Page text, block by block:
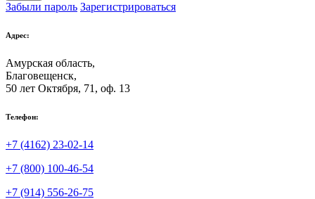
Забыли пароль Зарегистрироваться
Адрес:
Амурская область,
Благовещенск,
50 лет Октября, 71, оф. 13
Телефон:
+7 (4162) 23-02-14
+7 (800) 100-46-54
+7 (914) 556-26-75